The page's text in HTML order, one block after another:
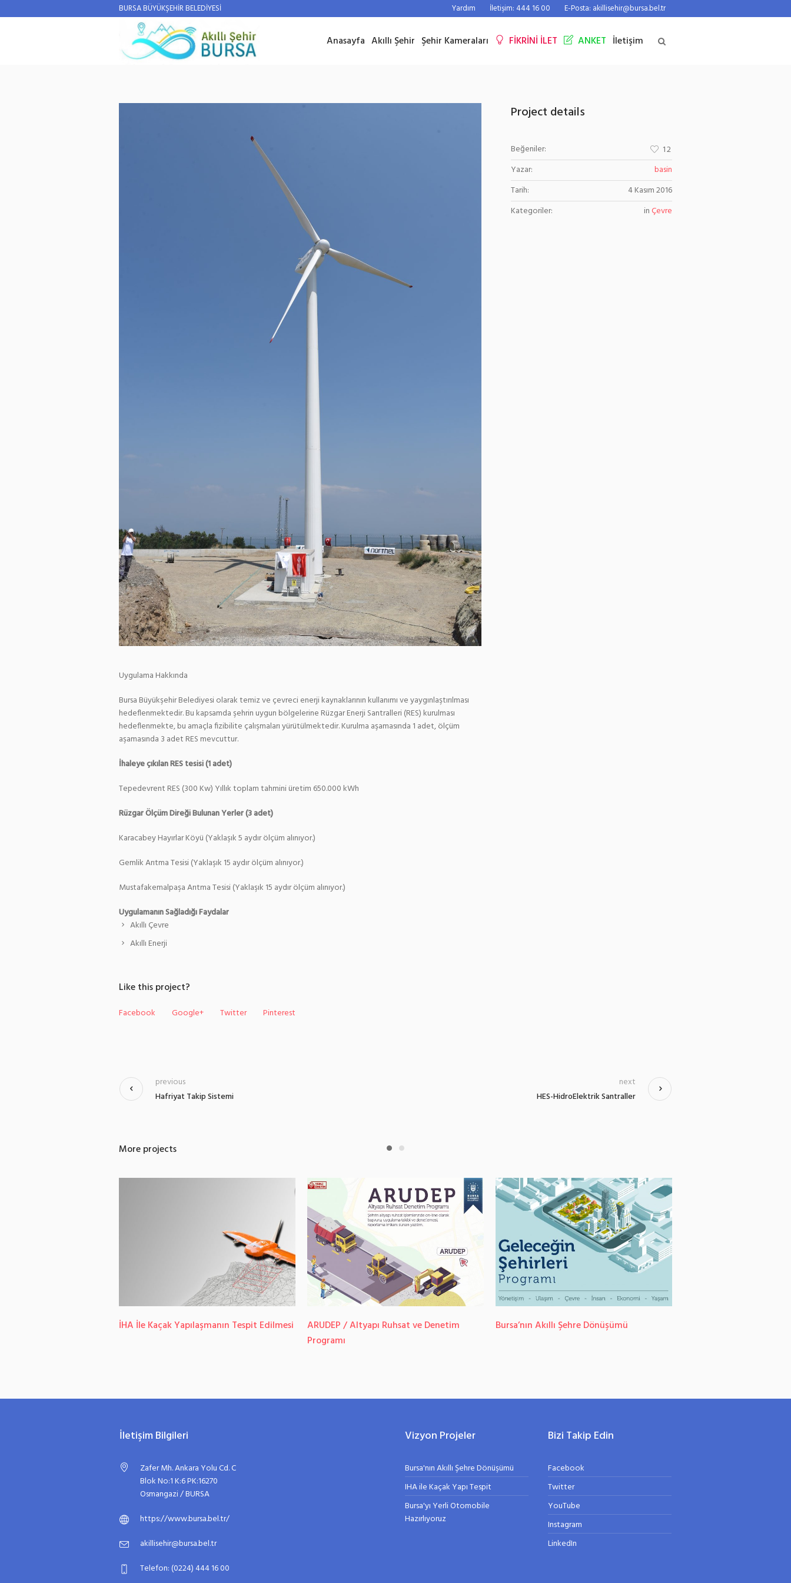
Yardım İletişim: 444 16 00 E-Posta: akillisehir@bursa.bel.tr
BURSA BÜYÜKŞEHİR BELEDİYESİ
Anasayfa Akıllı Şehir Şehir Kameraları FİKRİNİ İLET ANKET İletişim
Uygulama Hakkında
Bursa Büyükşehir Belediyesi olarak temiz ve çevreci enerji kaynaklarının kullanımı ve yaygınlaştırılması
hedeflenmektedir. Bu kapsamda şehrin uygun bölgelerine Rüzgar Enerji Santralleri (RES) kurulması
hedeflenmekte, bu amaçla fizibilite çalışmaları yürütülmektedir. Kurulma aşamasında 1 adet, ölçüm
aşamasında 3 adet RES mevcuttur.
İhaleye çıkılan RES tesisi (1 adet)
Tepedevrent RES (300 Kw) Yıllık toplam tahmini üretim 650.000 kWh
Rüzgar Ölçüm DireğiBulunanYerler(3 adet)
Karacabey Hayırlar Köyü (Yaklaşık 5 aydır ölçüm alınıyor.)
Gemlik Arıtma Tesisi (Yaklaşık 15 aydır ölçüm alınıyor.)
Mustafakemalpaşa Arıtma Tesisi (Yaklaşık 15 aydır ölçüm alınıyor.)
Uygulamanın Sağladığı Faydalar
Akıllı Çevre
Akıllı Enerji
Like this project?
Facebook Google+ Twitter Pinterest
Project details
Beğeniler:
12
Yazar:
basin
Tarih:
4 Kasım 2016
Kategoriler:
inÇevre
Hafriyat Takip Sistemi
previous
HES-HidroElektrik Santraller
next
More projects
İHA İle Kaçak Yapılaşmanın Tespit Edilmesi
ARUDEP / Altyapı Ruhsat ve Denetim
Programı
Bursa’nın Akıllı Şehre Dönüşümü
İletişim Bilgileri
Zafer Mh. Ankara Yolu Cd. C
Blok No:1 K:6 PK:16270
Osmangazi / BURSA
https://www.bursa.bel.tr/
akillisehir@bursa.bel.tr
Telefon: (0224) 444 16 00
Vizyon Projeler
Bursa'nın Akıllı Şehre Dönüşümü
IHA ile Kaçak Yapı Tespit
Bursa'yı Yerli Otomobile
Hazırlıyoruz
Bizi Takip Edin
Facebook
Twitter
YouTube
Instagram
LinkedIn